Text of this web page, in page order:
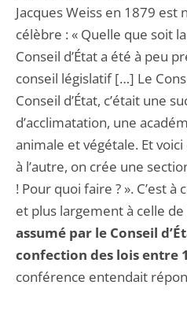
Jacques Weiss en 1879
célèbre : « Quelle que soit
Conseil d’État a été à peu
conseil législatif […] Le
Conseil d’État, c’était une
d’acclimatation, une
animale et végétale. Et voici
à l’autre, on crée une
! Pour quoi faire ? ». C’est
et plus largement à celle de
assumé par le Conseil
confection des lois entre
conférence entendait